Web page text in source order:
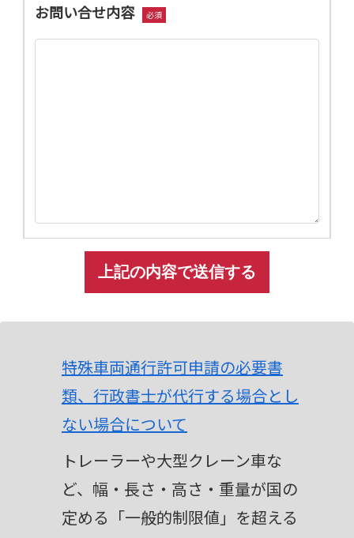
お問い合せ内容 必須
特殊車両通行許可申請の必要書
類、行政書士が代行する場合とし
ない場合について
トレーラーや大型クレーン車な
ど、幅・長さ・高さ・重量が国の
定める「一般的制限値」を超える